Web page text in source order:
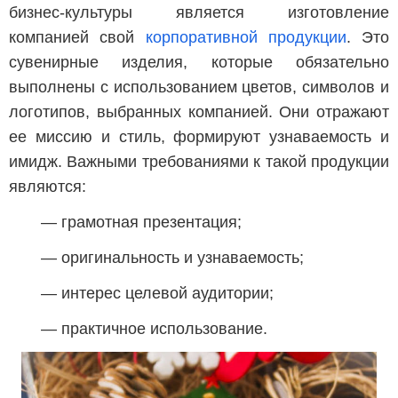
бизнес-культуры является изготовление
компанией свой корпоративной продукции. Это
сувенирные изделия, которые обязательно
выполнены с использованием цветов, символов и
логотипов, выбранных компанией. Они отражают
ее миссию и стиль, формируют узнаваемость и
имидж. Важными требованиями к такой продукции
являются:
— грамотная презентация;
— оригинальность и узнаваемость;
— интерес целевой аудитории;
— практичное использование.